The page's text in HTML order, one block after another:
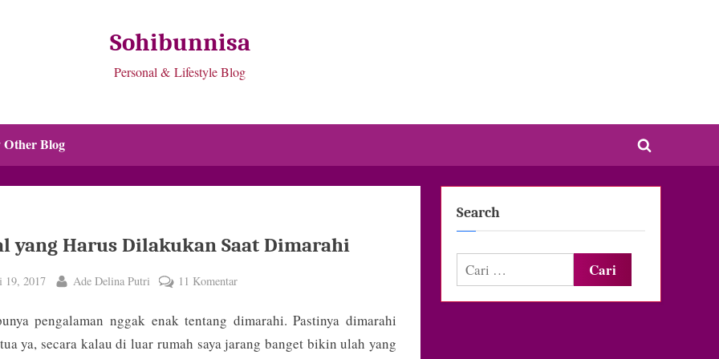
Sohibunnisa
Personal & Lifestyle Blog
Blog
Toggle
yang Harus Dilakukan Saat Dimarahi
19, 2017 By
Ade Delina Putri 11 Komentarpada
Hal
yang
pengalaman nggak enak tentang dimarahi. Pastinya dimarahi
ya, secara kalau di luar rumah saya jarang banget bikin ulah yang
Search
Cari
untuk: